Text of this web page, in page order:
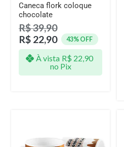
Caneca flork coloque
chocolate
R$39,90
R$ 22,90 43% OFF
À vista R$ 22,90
no Pix